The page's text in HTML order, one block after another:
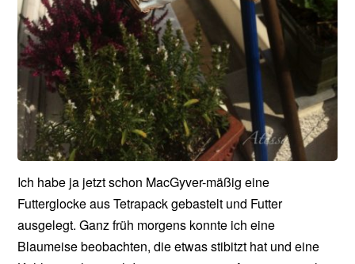
Ich habe ja jetzt schon MacGyver-mäßig eine
Futterglocke aus Tetrapack gebastelt und Futter
ausgelegt. Ganz früh morgens konnte ich eine
Blaumeise beobachten, die etwas stibitzt hat und eine